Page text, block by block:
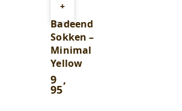
+
aan
winkelwagen
Badeend
Sokken –
Minimal
Yellow
9 ,
95